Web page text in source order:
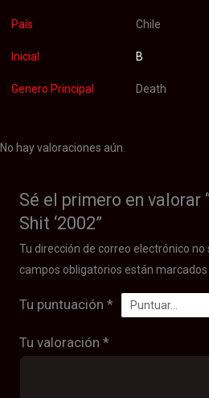
País Chile
Inicial B
Genero Principal Death
No hay valoraciones aún.
Sé el primero en valorar
Shit ‘2002”
Tu dirección de correo electrónico no
campos obligatorios están
Tu puntuación*
Tu valoración*